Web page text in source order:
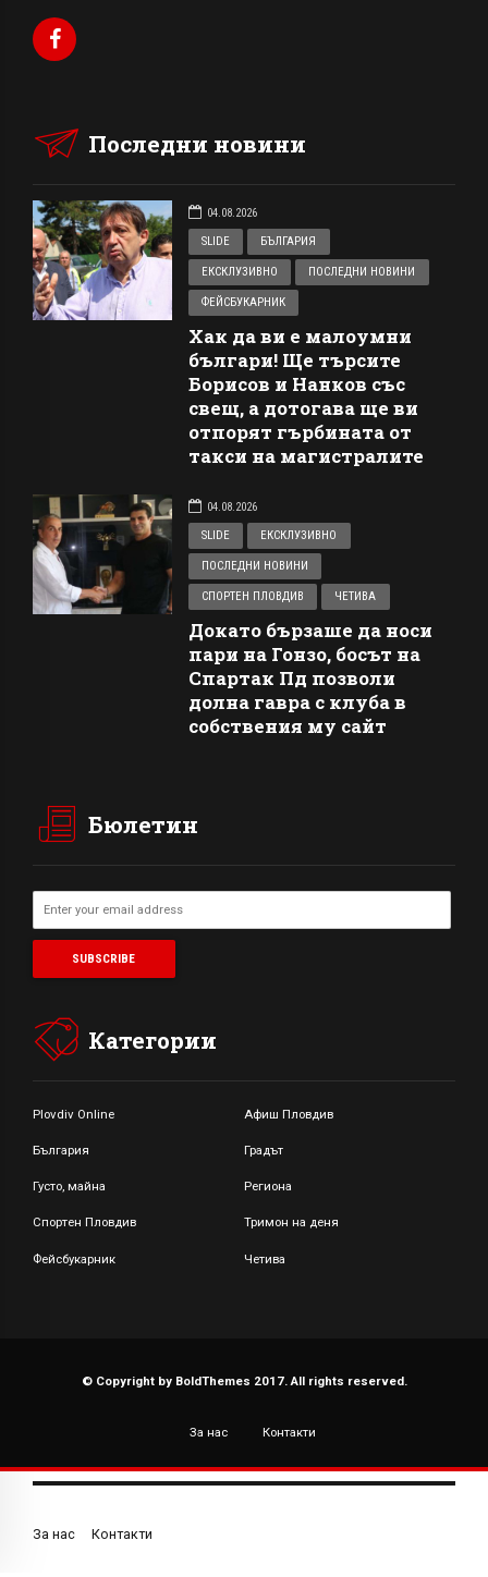
Последни новини
04.08.2026
SLIDE
БЪЛГАРИЯ
ЕКСКЛУЗИВНО ПОСЛЕДНИ НОВИНИ
ФЕЙСБУКАРНИК
Хак да ви е малоумни
българи! Ще търсите
Борисов и Нанков със
свещ, а дотогава ще ви
отпорят гърбината от
такси на магистралите
04.08.2026
SLIDE
ЕКСКЛУЗИВНО
ПОСЛЕДНИ НОВИНИ
СПОРТЕН ПЛОВДИВ ЧЕТИВА
Докато бързаше да носи
пари на Гонзо, босът на
Спартак Пд позволи
долна гавра с клуба в
собствения му сайт
Бюлетин
Категории
Plovdiv Online Афиш Пловдив
България Градът
Густо, майна Региона
Спортен Пловдив Тримон на деня
Фейсбукарник Четива
© Copyright by BoldThemes 2017. All rights reserved.
За нас Контакти
За нас Контакти